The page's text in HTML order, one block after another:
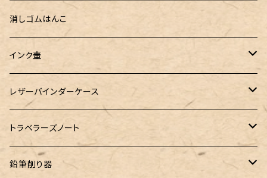
AURORA（アウロラ）
LAMY（ラミー）
フェリスホイールプレス
大西製作所
染色カクノ
富士瘤クラフト
100% Pencillest 真鍮ペン
フェリスホイールプレス
BENJA メノルカペン
Fisher（フィッシャー）
PARLEY (パーリィー)
ガルフストリーム
NAGASAWA（ナガサワ）
PILOT（パイロット）
アシュフォード
指だけで書けるガラスペン（予約品）
セキセイ
寺西化学工業
ガラス工房 LUC
ガラス工房 SAYORI
GLASS STUDIO しなぷす
100色インク工房
ゆらめくink
PILOT
色彩雫
フェリスホイールプレス
10mlインク
20mlインク
38mlインク
Pelican
インクガチャ
PLATINUM（プラチナ）
Steef&Co. (スティーフ)
ST Draft 短軸
ST Draft 全軸
DM-1
マーベラスウッド
バディ
マーベラスシャープ
トライカラーボールペン
カヴェコ
カランダッシュ
ロットリング
ミドリカンパニー
ラダイト
Ruk (ルカ)
LOGステーショナリー
プロッター
ミニ5サイズ
ミニ6サイズ
バイブルサイズ
ダヴィンチ ロロマクラシック
ファイロファックス
アシュフォード
消しゴムはんこ
インク壷
白石ガラス工房
フェリスホイールプレス
レザーバインダーケース
PLOTTER
トラベラーズノート
スターターキット
鉛筆削り器